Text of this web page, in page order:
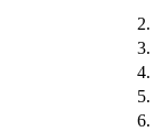
2.
3.
4.
5.
6.